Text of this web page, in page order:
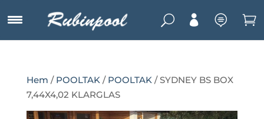
U   
Hem / POOLTAK/ POOLTAK/ SYDNEY BS BOX
7,44X4,02 KLARGLAS